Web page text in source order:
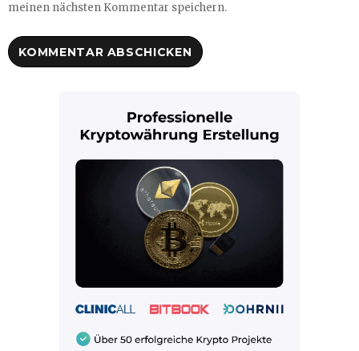
meinen nächsten Kommentar speichern.